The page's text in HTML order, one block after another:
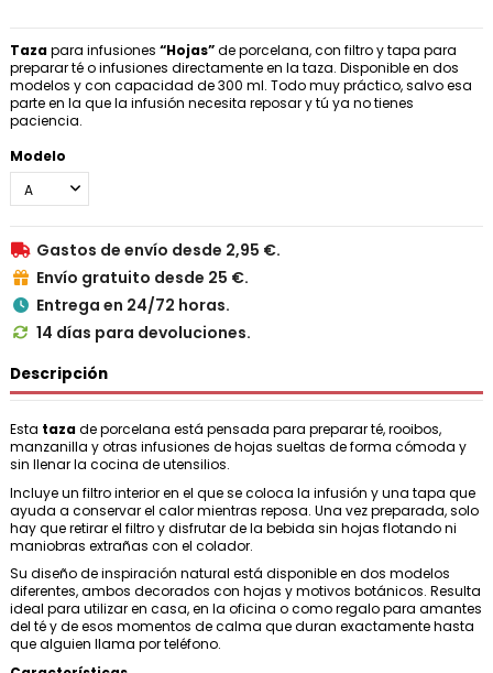
Tazapara infusiones “Hojas”de porcelana, con filtro y tapa para
preparar té o infusiones directamente en la taza. Disponible en dos
modelos y con capacidad de 300 ml. Todo muy práctico, salvo esa
parte en la que la infusión necesita reposar y tú ya no tienes
paciencia.
Modelo
 Gastos de envío desde 2,95 €.
 Envío gratuito desde 25 €.
 Entrega en 24/72 horas.
 14 días para devoluciones.
Descripción
Esta tazade porcelana está pensada para preparar té, rooibos,
manzanilla y otras infusiones de hojas sueltas de forma cómoda y
sin llenar la cocina de utensilios.
Incluye un filtro interior en el que se coloca la infusión y una tapa que
ayuda a conservar el calor mientras reposa. Una vez preparada, solo
hay que retirar el filtro y disfrutar de la bebida sin hojas flotando ni
maniobras extrañas con el colador.
Su diseño de inspiración natural está disponible en dos modelos
diferentes, ambos decorados con hojas y motivos botánicos. Resulta
ideal para utilizar en casa, en la oficina o como regalo para amantes
del té y de esos momentos de calma que duran exactamente hasta
que alguien llama por teléfono.